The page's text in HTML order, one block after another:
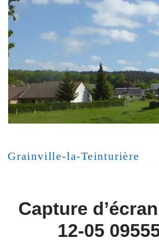
Aller
au
contenu
Grainville-la-Teinturière
Capture
12-05